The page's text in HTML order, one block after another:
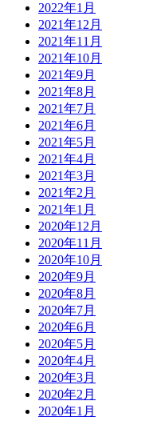
2022年1月
2021年12月
2021年11月
2021年10月
2021年9月
2021年8月
2021年7月
2021年6月
2021年5月
2021年4月
2021年3月
2021年2月
2021年1月
2020年12月
2020年11月
2020年10月
2020年9月
2020年8月
2020年7月
2020年6月
2020年5月
2020年4月
2020年3月
2020年2月
2020年1月